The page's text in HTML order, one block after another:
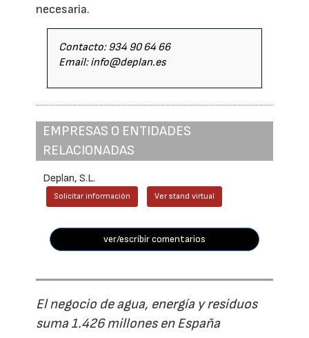
necesaria.
Contacto: 934 90 64 66
Email: info@deplan.es
EMPRESAS O ENTIDADES
RELACIONADAS
Deplan, S.L.
Solicitar información Ver stand virtual
ver/escribir comentarios
El negocio de agua, energía y residuos
suma 1.426 millones en España